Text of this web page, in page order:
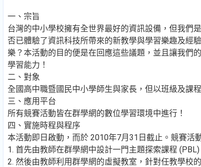
一、宗旨
台灣的中小學校擁有全世界最好的資訊設備，但我們
否已體驗了資訊科技所帶來的新教學與學習樂趣及經
樂？本活動的目的便是在回應這些議題，並且讓我們
學習能力！
二、對象
全國高中職暨國民中小學師生與家長，但以班級及課
三、應用平台
所有競賽活動皆在群學網的數位學習環境中進行！
四、實施時程與程序
本活動即日啟動，而於 2010年7月31日截止。競賽活
1. 首先由教師在群學網中設計一門主題探索課程
2. 然後由教師利用群學網的虛擬教室，針對任教學校